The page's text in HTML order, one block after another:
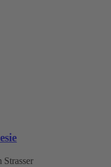
Strasser